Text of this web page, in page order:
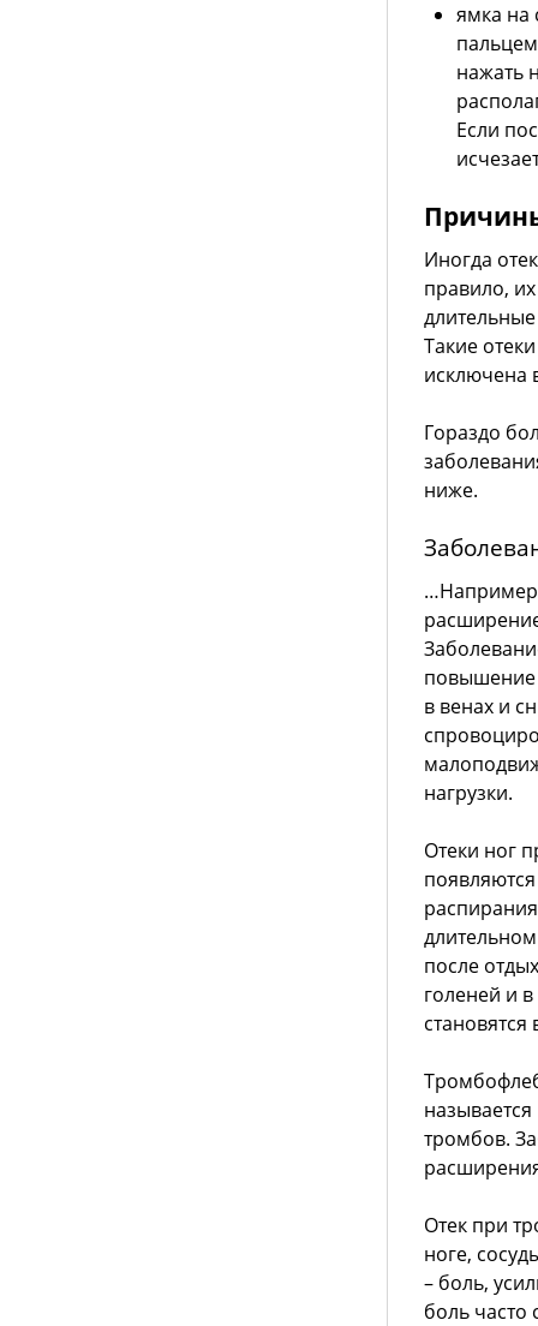
ямка на
нажать
Если
Иногда
правило,
Такие
исключена
Гораздо
ниже.
повышение
в венах и
нагрузки.
Отеки ног
после
голеней и
тромбов.
Отек при
ноге,
– боль,
боль часто